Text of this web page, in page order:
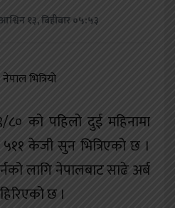
१३, बिहीबार ०५:५३
को पहिलो दुई महिनामा
५११ केजी सुन भित्रिएको छ ।
लागि नेपालबाट साढे अर्ब
छ ।